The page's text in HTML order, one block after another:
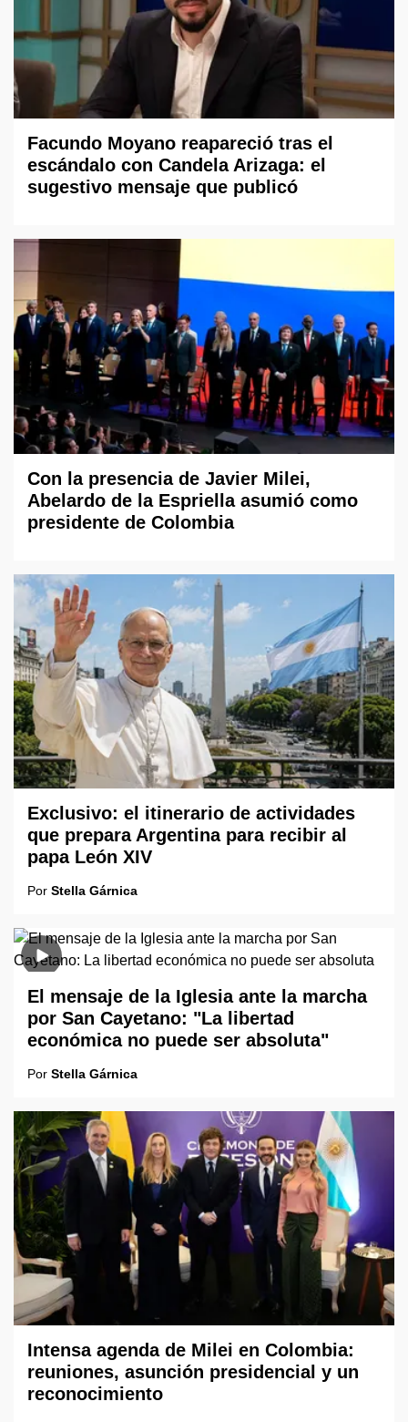
Facundo Moyano reapareció tras el
escándalo con Candela Arizaga: el
sugestivo mensaje que publicó
Con la presencia de Javier Milei,
Abelardo de la Espriella asumió como
presidente de Colombia
Exclusivo: el itinerario de actividades
que prepara Argentina para recibir al
papa León XIV
Por Stella Gárnica
El mensaje de la Iglesia ante la marcha
por San Cayetano: "La libertad
económica no puede ser absoluta"
Por Stella Gárnica
Intensa agenda de Milei en Colombia:
reuniones, asunción presidencial y un
reconocimiento